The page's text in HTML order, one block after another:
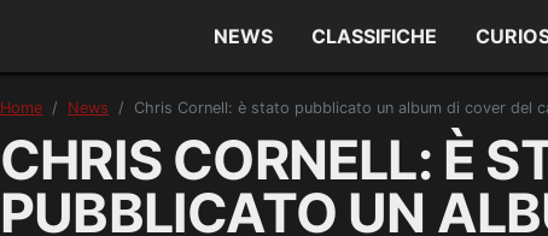
NEWS CLASSIFICHE
Home News Chris Cornell: è stato pubblicato un album di cover del
CHRIS CORNELL: È
PUBBLICATO UN